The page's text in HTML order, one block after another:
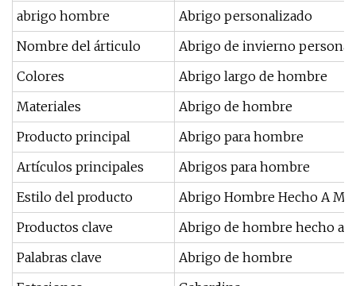
abrigo hombre
Abrigo personalizado
Nombre del árticulo
Abrigo de invierno
Colores
Abrigo largo de hombre
Materiales
Abrigo de hombre
Producto principal
Abrigo para hombre
Artículos principales
Abrigos para hombre
Estilo del producto
Abrigo Hombre Hecho A
Productos clave
Abrigo de hombre hecho a
Palabras clave
Abrigo de hombre